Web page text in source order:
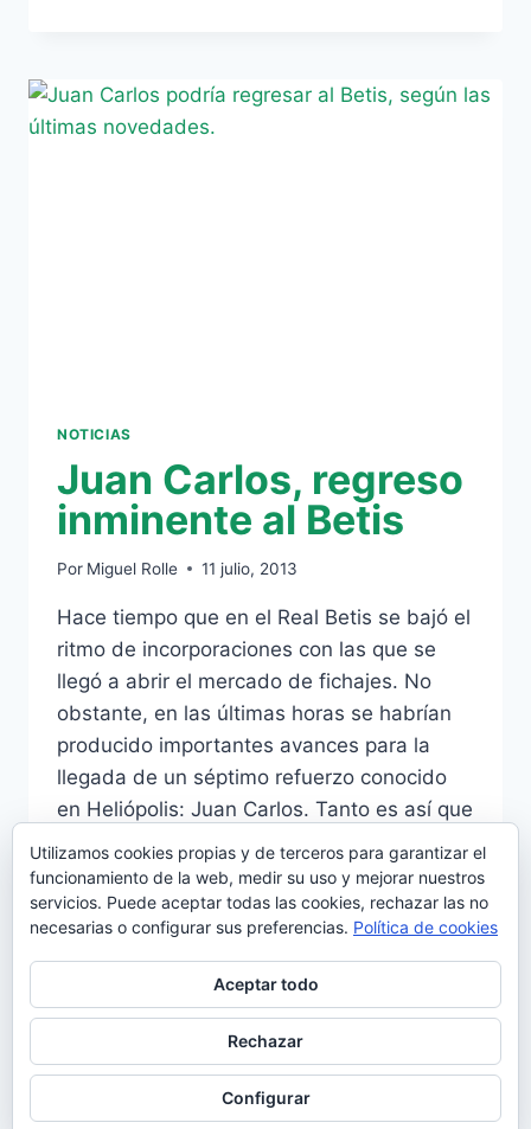
MARCADA
POR
LA
NOTICIAS
Juan Carlos, regreso
inminente al Betis
Por Miguel Rolle 11 julio, 2013
Hace tiempo que en el Real Betis se bajó el
ritmo de incorporaciones con las que se
llegó a abrir el mercado de fichajes. No
obstante, en las últimas horas se habrían
producido importantes avances para la
llegada de un séptimo refuerzo conocido
en Heliópolis: Juan Carlos. Tanto es así que
el presidente del Sporting…
LEER MÁS JUAN
CARLOS,
REGRESO
INMINENTE
BETIS
© 2026 Manquepierda - Tema para WordPress
porKadence WP
Utilizamos cookies propias y de terceros para garantizar el
funcionamiento de la web, medir su uso y mejorar nuestros
servicios. Puede aceptar todas las cookies, rechazar las no
necesarias o configurar sus preferencias. Política de cookies
Aceptar todo
Rechazar
Configurar